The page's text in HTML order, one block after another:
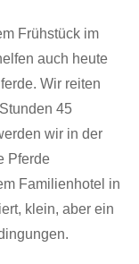
Frühstück im
auch heute
Wir reiten
45
wir in der
Pferde
Familienhotel in
klein, aber ein